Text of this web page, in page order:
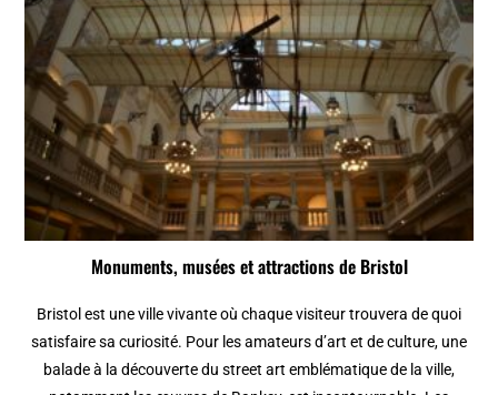
Monuments, musées et attractions de Bristol
Bristol est une ville vivante où chaque visiteur trouvera de quoi
satisfaire sa curiosité. Pour les amateurs d’art et de culture, une
balade à la découverte du street art emblématique de la ville,